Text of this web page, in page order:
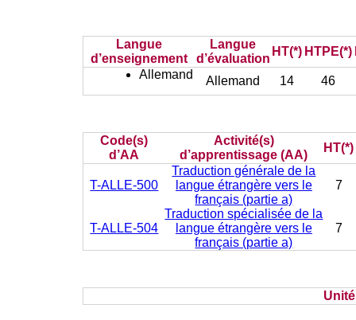
Langue
d’enseignement
Langue
d’évaluation
HT(*) HTPE(*)
Allemand
Allemand 14 46
Code(s)
d’AA
Activité(s)
d’apprentissage (AA)
HT(*)
T-ALLE-500
Traduction générale de la
langue étrangère vers le
français (partie a)
7
T-ALLE-504
Traduction spécialisée de la
langue étrangère vers le
français (partie a)
7